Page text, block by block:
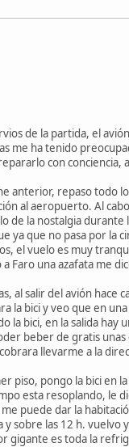
de la partida, el
me ha tenido
con conciencia,
anterior, repaso todo
al aeropuerto. Al
de la nostalgia
que no pasa por la
el vuelo es muy
Faro una azafata me
salir del avión hace
la bici y veo que en
bici, en la salida hay
beber de gratis
llevarme a la
piso, pongo la bici en
esta resoplando, le
puede dar la
sobre las 12 h. vuelvo
gigante es toda la